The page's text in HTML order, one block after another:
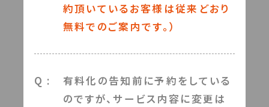
約頂いているお客様は従来どおり
無料でのご案内です。）
Q :
有料化の告知前に予約をしている
のですが、サービス内容に変更は